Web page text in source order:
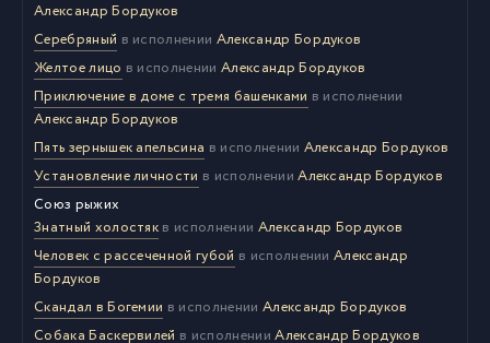
Александр Бордуков
Серебряный в исполнении Александр Бордуков
Желтое лицо в исполненииАлександр Бордуков
Приключение в доме с тремя башенками в исполнении
Александр Бордуков
Пять зернышек апельсина в исполнении Александр Бордуков
Установление личности в исполненииАлександр Бордуков
Союз рыжих
Знатный холостяк в исполнении Александр Бордуков
Человек с рассеченной губой в исполненииАлександр
Бордуков
Скандал в Богемии в исполнении Александр Бордуков
Собака Баскервилей в исполненииАлександр Бордуков